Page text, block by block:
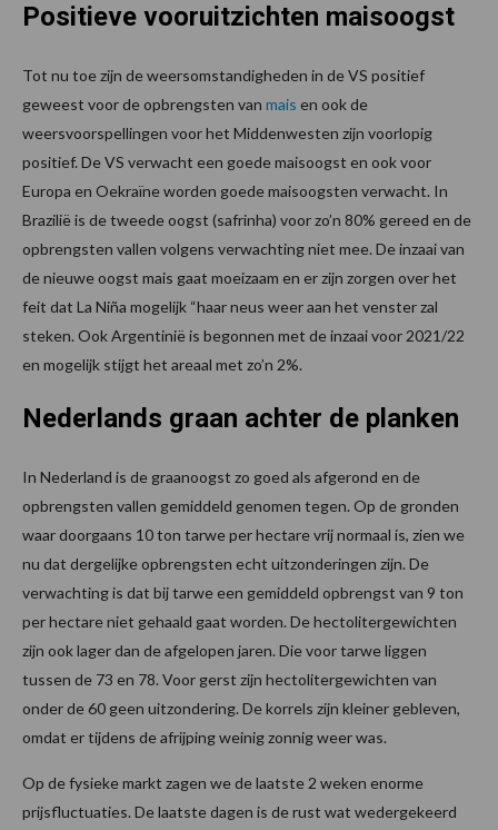
Positieve vooruitzichten maisoogst
Tot nu toe zijn de weersomstandigheden in de VS positief
geweest voor de opbrengsten van mais en ook de
weersvoorspellingen voor het Middenwesten zijn voorlopig
positief. De VS verwacht een goede maisoogst en ook voor
Europa en Oekraïne worden goede maisoogsten verwacht. In
Brazilië is de tweede oogst (safrinha) voor zo’n 80% gereed en de
opbrengsten vallen volgens verwachting niet mee. De inzaai van
de nieuwe oogst mais gaat moeizaam en er zijn zorgen over het
feit dat La Niña mogelijk “haar neus weer aan het venster zal
steken. Ook Argentinië is begonnen met de inzaai voor 2021/22
en mogelijk stijgt het areaal met zo’n 2%.
Nederlands graan achter de planken
In Nederland is de graanoogst zo goed als afgerond en de
opbrengsten vallen gemiddeld genomen tegen. Op de gronden
waar doorgaans 10 ton tarwe per hectare vrij normaal is, zien we
nu dat dergelijke opbrengsten echt uitzonderingen zijn. De
verwachting is dat bij tarwe een gemiddeld opbrengst van 9 ton
per hectare niet gehaald gaat worden. De hectolitergewichten
zijn ook lager dan de afgelopen jaren. Die voor tarwe liggen
tussen de 73 en 78. Voor gerst zijn hectolitergewichten van
onder de 60 geen uitzondering. De korrels zijn kleiner gebleven,
omdat er tijdens de afrijping weinig zonnig weer was.
Op de fysieke markt zagen we de laatste 2 weken enorme
prijsfluctuaties. De laatste dagen is de rust wat wedergekeerd